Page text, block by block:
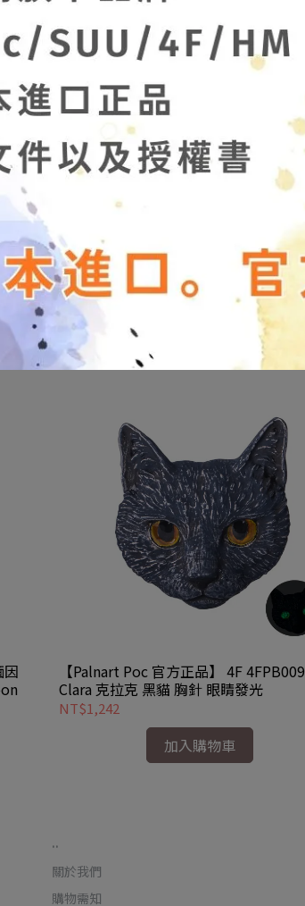
【Palnart Poc 官方正品】 4F 4FPB009
Clara 克拉克 黑貓 胸針 眼睛發光
NT$1,242
加入購物車
..
關於我們
購物需知